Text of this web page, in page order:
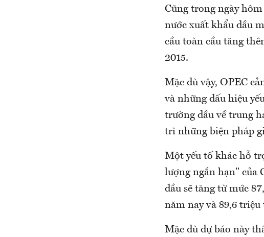
Cũng trong ngày
nước xuất khẩu dầu
cầu toàn cầu tăng
2015.
Mặc dù vậy, OPEC
và những dấu hiệu
trường dầu về trung
trì những biện pháp
Một yếu tố khác hỗ
lượng ngắn hạn" của
dầu sẽ tăng từ mức
năm nay và 89,6
Mặc dù dự báo này